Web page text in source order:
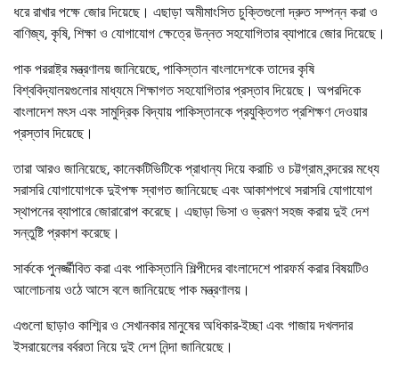
ধরে রাখার পক্ষে জোর দিয়েছে। এছাড়া অমীমাংসিত চুক্তিগুলো দ্রুত সম্পন্ন করা ও
বাণিজ্য, কৃষি, শিক্ষা ও যোগাযোগ ক্ষেত্রে উন্নত সহযোগিতার ব্যাপারে জোর দিয়েছে।
পাক পররাষ্ট্র মন্ত্রণালয় জানিয়েছে, পাকিস্তান বাংলাদেশকে তাদের কৃষি
বিশ্ববিদ্যালয়গুলোর মাধ্যমে শিক্ষাগত সহযোগিতার প্রস্তাব দিয়েছে। অপরদিকে
বাংলাদেশ মৎস এবং সামুদ্রিক বিদ্যায় পাকিস্তানকে প্রযুক্তিগত প্রশিক্ষণ দেওয়ার
প্রস্তাব দিয়েছে।
তারা আরও জানিয়েছে, কানেকটিভিটিকে প্রাধান্য দিয়ে করাচি ও চট্টগ্রাম বন্দরের মধ্যে
সরাসরি যোগাযোগকে দুইপক্ষ স্বাগত জানিয়েছে এবং আকাশপথে সরাসরি যোগাযোগ
স্থাপনের ব্যাপারে জোরারোপ করেছে। এছাড়া ভিসা ও ভ্রমণ সহজ করায় দুই দেশ
সন্তুষ্টি প্রকাশ করেছে।
সার্ককে পুনর্জ্জীবিত করা এবং পাকিস্তানি শিল্পীদের বাংলাদেশে পারফর্ম করার বিষয়টিও
আলোচনায় ওঠে আসে বলে জানিয়েছে পাক মন্ত্রণালয়।
এগুলো ছাড়াও কাশ্মির ও সেখানকার মানুষের অধিকার-ইচ্ছা এবং গাজায় দখলদার
ইসরায়েলের বর্বরতা নিয়ে দুই দেশ নিন্দা জানিয়েছে।